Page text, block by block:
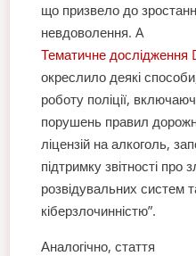
що призвело до
невдоволення. A
Тематичне дослідження
окреслило деякі
роботу поліції,
порушень правил
ліцензій на алкоголь,
підтримку звітності про
розвідувальних систем
кіберзлочинністю”.
Аналогічно, стаття